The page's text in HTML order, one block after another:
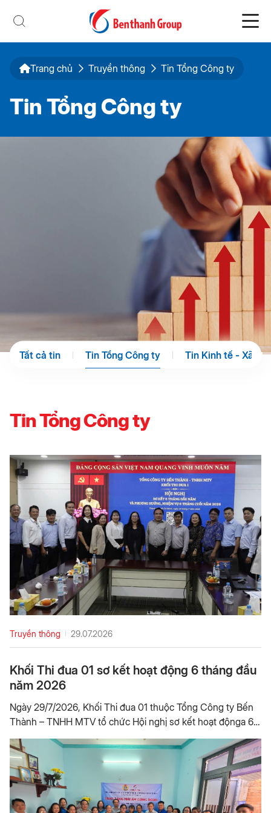
Trang chủ Truyền thông Tin Tổng Công ty
Tin Tổng Công ty
Tất cả tin Tin Tổng Công ty Tin Kinh tế - Xã hội
Tin Tổng Công ty
Truyền thông 29.07.2026
Khối Thi đua 01 sơ kết hoạt động 6 tháng đầu
năm 2026
Ngày 29/7/2026, Khối Thi đua 01 thuộc Tổng Công ty Bến
Thành – TNHH MTV tổ chức Hội nghị sơ kết hoạt độnga 6
tháng đầu năm và triển khai nhiệm vụ 6 tháng cuối năm
2026. Hội nghị tập trung đánh giá kết quả thực hiện phong
trào thi đua, nhiệm vụ chuyên môn, đồng thời thảo luận giải
pháp nâng cao hiệu quả hoạt động trong thời gian tới. Ông
Phạm Hoàng Nam, Phó Tổng Giám đốc Tổng Công ty tham
dự và chỉ đạo Hội nghị. Khối Thi đua 01 gồm 13 đơn vị, trong